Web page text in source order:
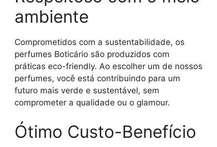
ambiente
Comprometidos com a sustentabilidade, os
perfumes Boticário são produzidos com
práticas eco-friendly. Ao escolher um de nossos
perfumes, você está contribuindo para um
futuro mais verde e sustentável, sem
comprometer a qualidade ou o glamour.
Ótimo Custo-Benefício